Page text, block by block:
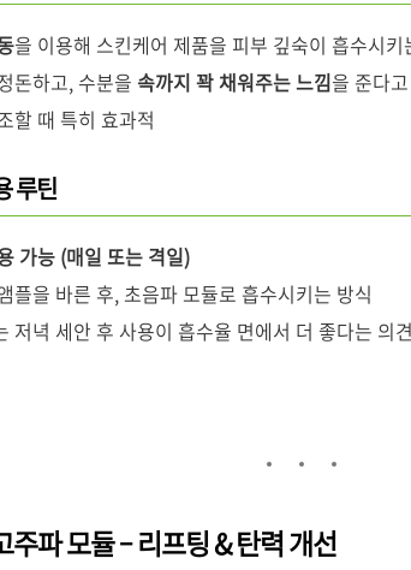
을 이용해 스킨케어 제품을 피부 깊숙이 흡수시키
돈하고, 수분을 속까지 꽉 채워주는 느낌을 준다
할 때 특히 효과적
루틴
가능 (매일 또는 격일)
플을 바른 후, 초음파 모듈로 흡수시키는 방식
저녁 세안 후 사용이 흡수율 면에서 더 좋다는 의
주파 모듈 – 리프팅 & 탄력 개선